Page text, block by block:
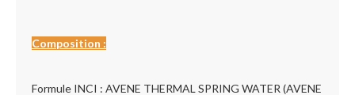
Composition :
Formule INCI : AVENE THERMAL SPRING WATER (AVENE